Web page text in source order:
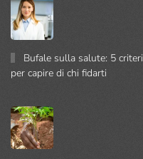
Bufale sulla salute: 5 criteri
per capire di chi fidarti